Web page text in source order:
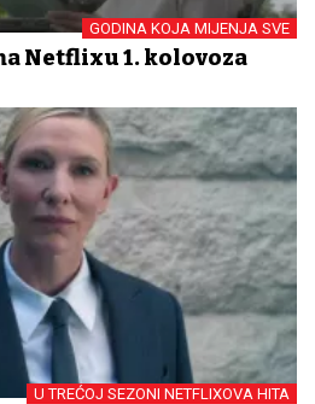
GODINA KOJA MIJENJA SVE
Netflixu 1. kolovoza
U TREĆOJ SEZONI NETFLIXOVA HITA